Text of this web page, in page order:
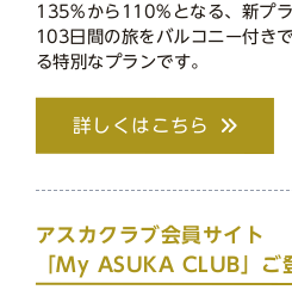
135％から110％となる、新プ
103日間の旅をバルコニー付き
る特別なプランです。
詳しくはこちら
アスカクラブ会員サイト
「My ASUKA CLUB」ご